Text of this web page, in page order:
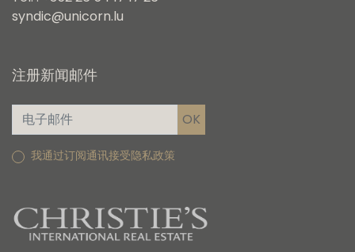
syndic@unicorn.lu
注册新闻邮件
我通过订阅通讯接受隐私政策